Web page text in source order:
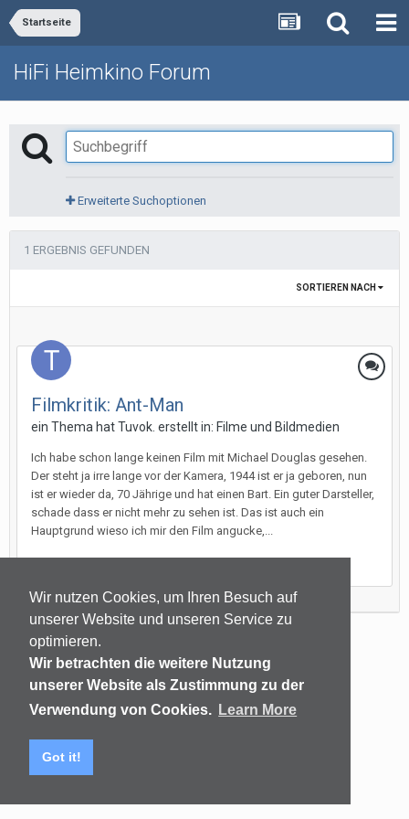
Wir nutzen Cookies, um Ihren Besuch auf
unserer Website und unseren Service zu
optimieren.
Wir betrachten die weitere Nutzung
unserer Website als Zustimmung zu der
Verwendung von Cookies. Learn More
Got it!
Startseite
HiFi Heimkino Forum
Erweiterte Suchoptionen
1 ERGEBNIS GEFUNDEN
SORTIEREN NACH
Filmkritik: Ant-Man
ein Thema hatTuvok. erstellt in: Filme und Bildmedien
Ich habe schon lange keinen Film mit Michael Douglas gesehen.
Der steht ja irre lange vor der Kamera, 1944 ist er ja geboren, nun
ist er wieder da, 70 Jährige und hat einen Bart. Ein guter Darsteller,
schade dass er nicht mehr zu sehen ist. Das ist auch ein
Hauptgrund wieso ich mir den Film angucke,...
Sprachen
(C) audiomap.de
Powered by Invision Community